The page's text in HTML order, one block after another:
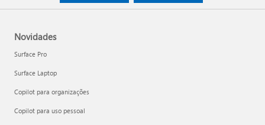
Novidades
Surface Pro
Surface Laptop
Copilot para organizações
Copilot para uso pessoal